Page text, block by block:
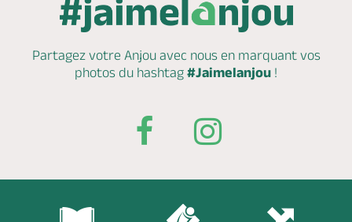
Partagez votre Anjou avec nous en marquantvos
photos du hashtag #Jaimelanjou !